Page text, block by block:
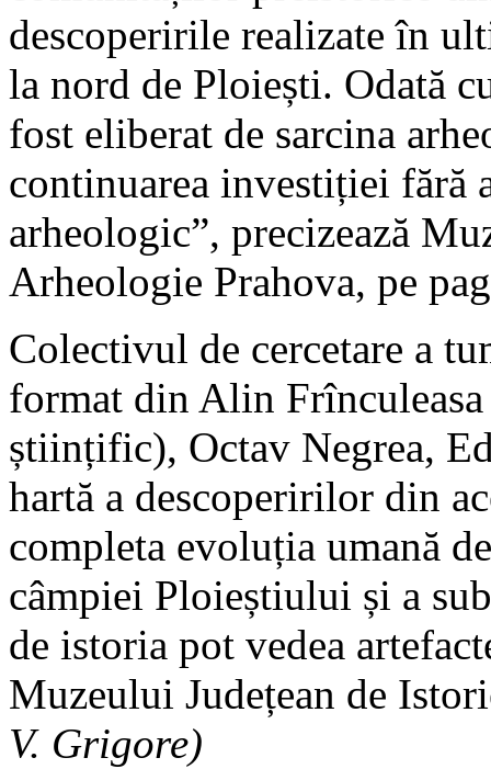
descoperirile realizate în
la nord de Ploiești. Odată
fost eliberat de sarcina
continuarea investiției fără
arheologic”, precizează
Arheologie Prahova, pe
Colectivul de cercetare a
format din Alin
științific), Octav Negrea,
hartă a descoperirilor din
completa evoluția umană
câmpiei Ploieștiului și a
de istoria pot vedea
Muzeului Județean de
V. Grigore)